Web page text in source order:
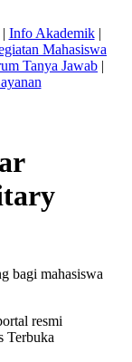
| Info Akademik|
Mahasiswa
Tanya Jawab |
bagi mahasiswa
resmi
Terbuka